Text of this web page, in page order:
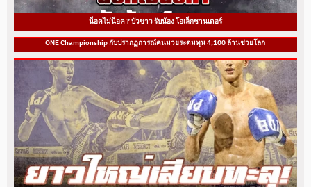
น็อคไม่น็อค ? บัวขาว รับน้อง โอเล็กซานเดอร์
ONE Championship กับปรากฏการณ์คนมวยระดมทุน 4,100 ล้านช่วยโลก